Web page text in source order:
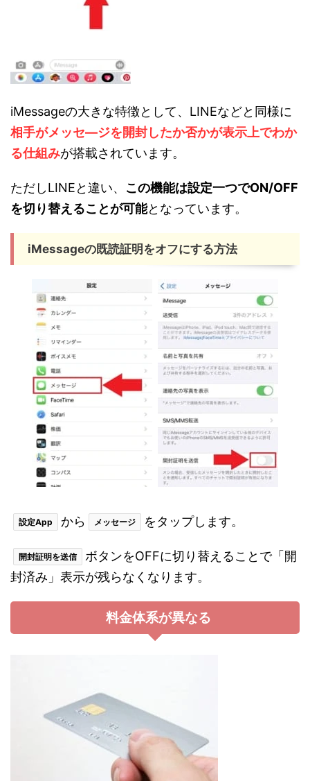
iMessageの大きな特徴として、LINEなどと同様に
相手がメッセ―ジを開封したか否かが表示上でわか
る仕組みが搭載されています。
ただしLINEと違い、 この機能は設定一つでON/OFF
を切り替えることが可能となっています。
iMessageの既読証明をオフにする方法
設定App から メッセージ をタップします。
開封証明を送信
ボタンをOFFに切り替えることで「開
封済み」表示が残らなくなります。
料金体系が異なる